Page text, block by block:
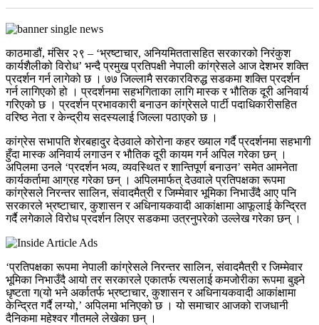
काठमाडौं, मंसिर २९ – ‘भ्रष्टाचार, अनियमिततासहित सरकारको निरंकुश
कार्यशैलीको विरोध’ भन्दै प्रमुख प्रतिपक्षी नेपाली कांग्रेसले आज देशभर शक्ति
प्रदर्शन गर्न लागेको छ । ७७ जिल्लामै सरकारविरुद्ध सडकमा शक्ति प्रदर्शन
गर्न लागिएको हो । प्रदर्शनमा सहभगिताका लागि मास्क र भौतिक दूरी अनिवार्य
गरिएको छ । प्रदर्शन प्रभावकारी बनाउन कांग्रेसले पार्टी पदाधिकारीसहित
वरिष्ठ नेता र केन्द्रीय सदस्यलाई जिल्ला पठाएको छ ।
कांग्रेस सभापति शेरबहादुर देउवाले कोरोना कहर ख्याल गर्दै प्रदर्शनमा सहभागी
हुँदा मास्क अनिवार्य लगाउन र भौतिक दूरी कायम गर्न अपिल गरेका छन् ।
अपिलमा उनले ‘प्रदर्शन भव्य, व्यवस्थित र शान्तिपूर्ण बनाउन’ समेत आमनेता
कार्यकर्तामा आग्रह गरेका छन् । अपिलमार्फत् देउवाले प्रतिपक्षका रूपमा
कांग्रेसले निरन्तर सालिन, संवादमैत्री र जिम्मेवार भूमिका निभाउँदै आए पनि
सरकारले भ्रष्टाचार, कुशासन र अधिनायकवादी आकांक्षामा आफूलाई केन्द्रित
गर्दै लगेकाले विरोध प्रदर्शन लिएर सडकमा उत्रनुपरेको उल्लेख गरेका छन् ।
‘प्रतिपक्षका रूपमा नेपाली कांग्रेसले निरन्तर सालिन, संवादमैत्री र जिम्मेवार
भूमिका निभाउँदै आयो तर सरकारले एकातर्फ त्यसलाई कमजोरीका रूपमा बुझ्ने
धृष्टता ग(यो भने अर्कातर्फ भ्रष्टाचार, कुशासन र अधिनायकवादी आकांक्षामा
केन्द्रित गर्दै लग्यो,’ अपिलमा भनिएको छ । यो समाचार आजको राजधानी
दैनिकमा महेश्वर गौतमले लेखेका छन् ।